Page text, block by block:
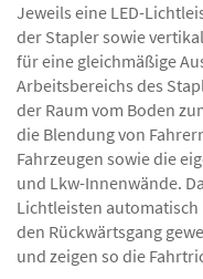
Jeweils eine LED-
der Stapler sowie
für eine gleichmäßige
Arbeitsbereichs des
der Raum vom Boden
die Blendung von
Fahrzeugen sowie die
und Lkw-Innenwände.
Lichtleisten automatisch
den Rückwärtsgang
und zeigen so die